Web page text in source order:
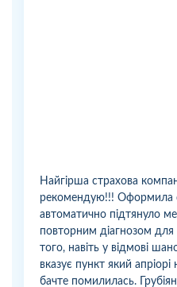
Найгірша страхова
рекомендую!!! Оформила
автоматично підтянуло
повторним діагнозом
того, навіть у відмові
вказує пункт який
бачте помилилась.